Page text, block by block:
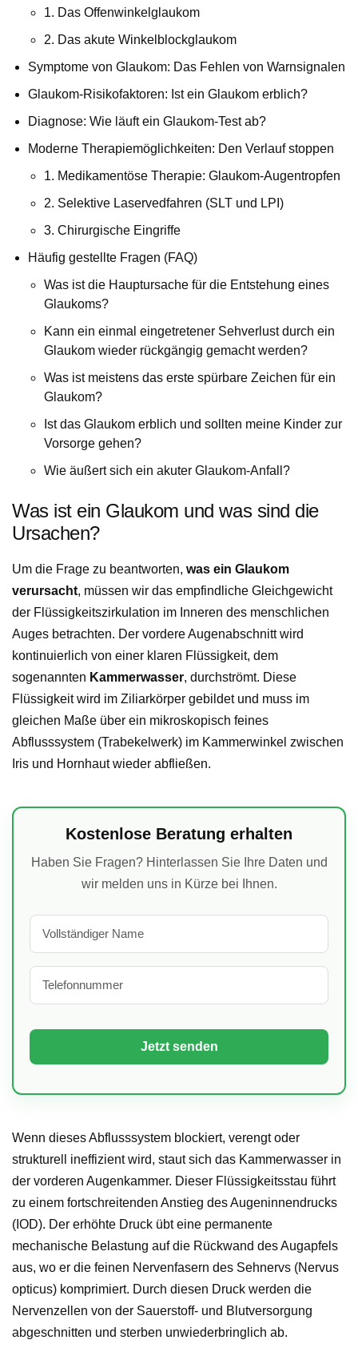
1. Das Offenwinkelglaukom
2. Das akute Winkelblockglaukom
Symptome von Glaukom: Das Fehlen von Warnsignalen
Glaukom-Risikofaktoren: Ist ein Glaukom erblich?
Diagnose: Wie läuft ein Glaukom-Test ab?
Moderne Therapiemöglichkeiten: Den Verlauf stoppen
1. Medikamentöse Therapie: Glaukom-Augentropfen
2. Selektive Laservedfahren (SLT und LPI)
3. Chirurgische Eingriffe
Häufig gestellte Fragen (FAQ)
Was ist die Hauptursache für die Entstehung eines
Glaukoms?
Kann ein einmal eingetretener Sehverlust durch ein
Glaukom wieder rückgängig gemacht werden?
Was ist meistens das erste spürbare Zeichen für ein
Glaukom?
Ist das Glaukom erblich und sollten meine Kinder zur
Vorsorge gehen?
Wie äußert sich ein akuter Glaukom-Anfall?
Was ist ein Glaukom und was sind die
Ursachen?
Um die Frage zu beantworten, was ein Glaukom
verursacht, müssen wir das empfindliche Gleichgewicht
der Flüssigkeitszirkulation im Inneren des menschlichen
Auges betrachten. Der vordere Augenabschnitt wird
kontinuierlich von einer klaren Flüssigkeit, dem
sogenannten Kammerwasser, durchströmt. Diese
Flüssigkeit wird im Ziliarkörper gebildet und muss im
gleichen Maße über ein mikroskopisch feines
Abflusssystem (Trabekelwerk) im Kammerwinkel zwischen
Iris und Hornhaut wieder abfließen.
Kostenlose Beratung erhalten
Haben Sie Fragen? Hinterlassen Sie Ihre Daten und
wir melden uns in Kürze bei Ihnen.
Wenn dieses Abflusssystem blockiert, verengt oder
strukturell ineffizient wird, staut sich das Kammerwasser in
der vorderen Augenkammer. Dieser Flüssigkeitsstau führt
zu einem fortschreitenden Anstieg des Augeninnendrucks
(IOD). Der erhöhte Druck übt eine permanente
mechanische Belastung auf die Rückwand des Augapfels
aus, wo er die feinen Nervenfasern des Sehnervs (Nervus
opticus) komprimiert. Durch diesen Druck werden die
Nervenzellen von der Sauerstoff- und Blutversorgung
abgeschnitten und sterben unwiederbringlich ab.